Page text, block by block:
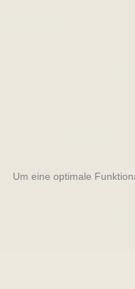
Um eine optimale